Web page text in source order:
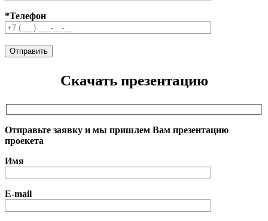
*Телефон
Скачать презентацию
Отправьте заявку и мы пришлем Вам презентацию
проекета
Имя
E-mail